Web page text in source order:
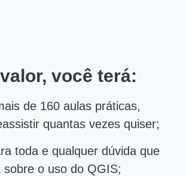
você terá:
de 160 aulas práticas,
quantas vezes quiser;
toda e qualquer dúvida que
sobre o uso do QGIS;